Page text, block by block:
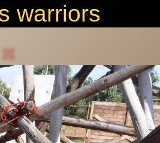
warriors